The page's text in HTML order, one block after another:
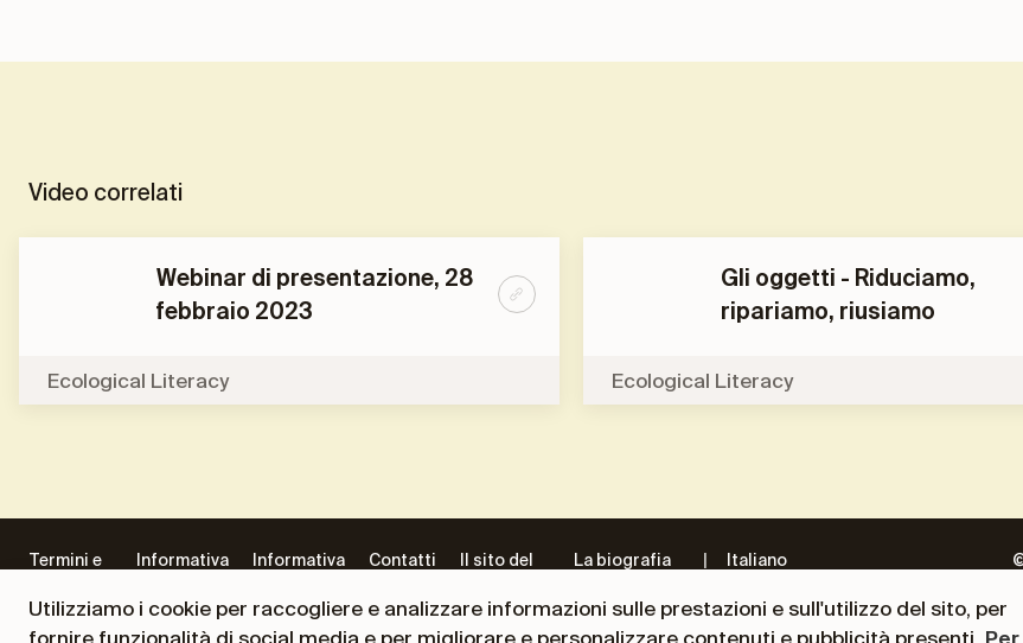
Video correlati
Webinar di presentazione, 28
febbraio 2023
Ecological Literacy
Gli oggetti - Riduciamo,
ripariamo, riusiamo
Ecological Literacy
Termini e
Informativa
Informativa
Contatti
Il sito del
Andrea
Ceccherini
La biografia
Presidente
Andrea
Italiano
Utilizziamo i cookie per raccogliere e analizzare informazioni sulle prestazioni e sull'utilizzo del sito, per
fornire funzionalità di social media e per migliorare e personalizzare contenuti e pubblicità presenti. Per